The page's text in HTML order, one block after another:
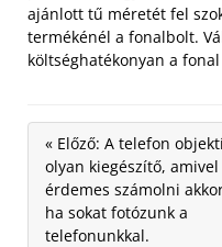
ajánlott tű méretét fel
termékénél a fonalbolt.
költséghatékonyan a
« Előző: A telefon
olyan kiegészítő, amivel
érdemes számolni
ha sokat fotózunk a
telefonunkkal.